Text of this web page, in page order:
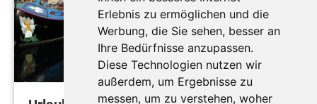
Erlebnis zu ermöglichen und die
Werbung, die Sie sehen, besser an
Ihre Bedürfnisse anzupassen.
Diese Technologien nutzen wir
außerdem, um Ergebnisse zu
messen, um zu verstehen, woher
Durchführungsgarantie